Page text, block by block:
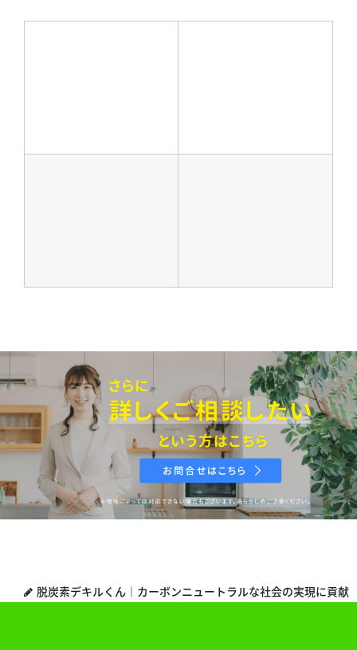
脱炭素デキルくん｜カーボンニュートラルな社会の実現に貢献